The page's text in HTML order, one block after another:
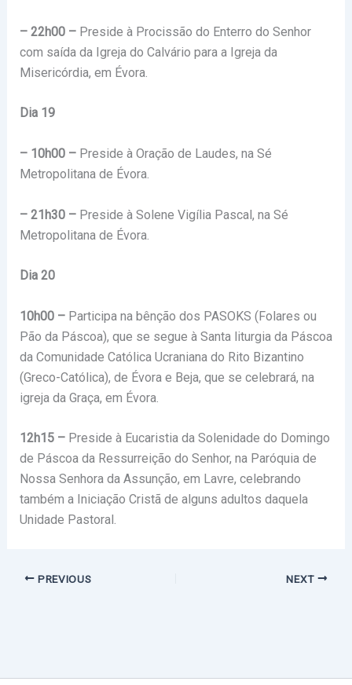
– 22h00 –Preside à Procissão do Enterro do Senhor
com saída da Igreja do Calvário para a Igreja da
Misericórdia, em Évora.
Dia 19
– 10h00 –Preside à Oração de Laudes, na Sé
Metropolitana de Évora.
– 21h30 –Preside à Solene Vigília Pascal, na Sé
Metropolitana de Évora.
Dia 20
10h00 – Participa na bênção dos PASOKS (Folares ou
Pão da Páscoa), que se segue à Santa liturgia da Páscoa
da Comunidade Católica Ucraniana do Rito Bizantino
(Greco-Católica), de Évora e Beja, que se celebrará, na
igreja da Graça, em Évora.
12h15 – Preside à Eucaristia da Solenidade do Domingo
de Páscoa da Ressurreição do Senhor, na Paróquia de
Nossa Senhora da Assunção, em Lavre, celebrando
também a Iniciação Cristã de alguns adultos daquela
Unidade Pastoral.
PREVIOUS NEXT